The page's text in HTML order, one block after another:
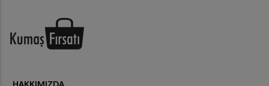
HAKKIMIZDA